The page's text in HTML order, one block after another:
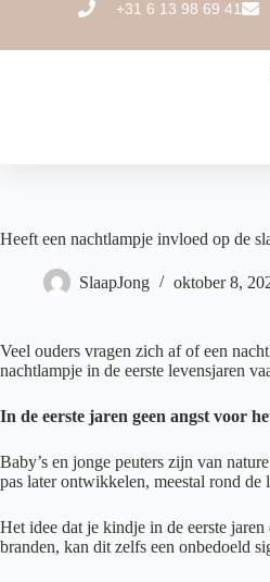
+31 6 13 98 69 41
Heeft een nachtlampje invloed op de
SlaapJong oktober 8,
Veel ouders vragen zich af of een
nachtlampje in de eerste levensjaren
In de eerste jaren geen angst voor
Baby’s en jonge peuters zijn van
pas later ontwikkelen, meestal rond de
Het idee dat je kindje in de eerste
branden, kan dit zelfs een onbedoeld